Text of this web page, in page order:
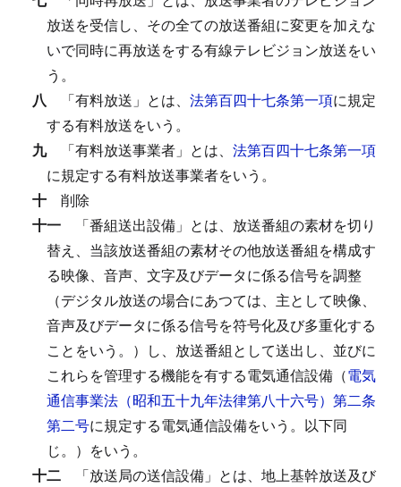
放送を受信し、その全ての放送番組に変更を加えな
いで同時に再放送をする有線テレビジョン放送をい
う。
八
「有料放送」とは、 法第百四十七条第一項に規定
する有料放送をいう。
九
「有料放送事業者」とは、 法第百四十七条第一項
に規定する有料放送事業者をいう。
十
削除
十一
「番組送出設備」とは、放送番組の素材を切り
替え、当該放送番組の素材その他放送番組を構成す
る映像、音声、文字及びデータに係る信号を調整
（デジタル放送の場合にあつては、主として映像、
音声及びデータに係る信号を符号化及び多重化する
ことをいう。）し、放送番組として送出し、並びに
これらを管理する機能を有する電気通信設備（電気
通信事業法（昭和五十九年法律第八十六号）第二条
第二号に規定する電気通信設備をいう。以下同
じ。）をいう。
十二
「放送局の送信設備」とは、地上基幹放送及び